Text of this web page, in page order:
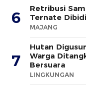
6
Retribusi
Ternate
MAJANG
7
Hutan
Warga
Bersuara
LINGKUNGAN